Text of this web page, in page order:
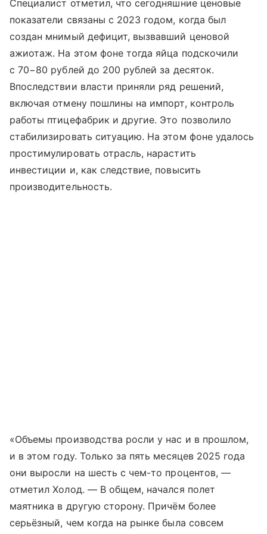
Специалист отметил, что сегодняшние ценовые
показатели связаны с 2023 годом, когда был
создан мнимый дефицит, вызвавший ценовой
ажиотаж. На этом фоне тогда яйца подскочили
с 70−80 рублей до 200 рублей за десяток.
Впоследствии власти приняли ряд решений,
включая отмену пошлины на импорт, контроль
работы птицефабрик и другие. Это позволило
стабилизировать ситуацию. На этом фоне удалось
простимулировать отрасль, нарастить
инвестиции и, как следствие, повысить
производительность.
«Объемы производства росли у нас и в прошлом,
и в этом году. Только за пять месяцев 2025 года
они выросли на шесть с чем-то процентов, —
отметил Холод. — В общем, начался полет
маятника в другую сторону. Причём более
серьёзный, чем когда на рынке была совсем